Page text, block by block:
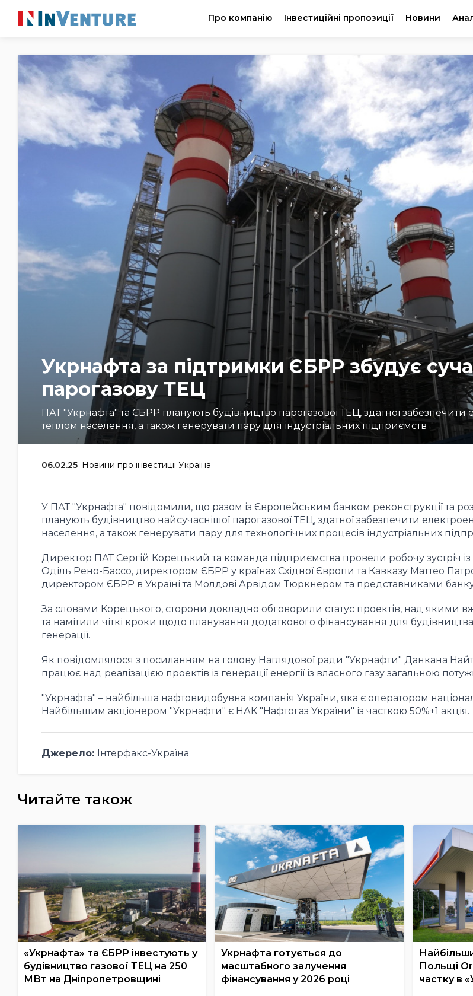
Про компанію Інвестиційні пропозиції Новини
Укрнафта за підтримки ЄБРР збудує
парогазову ТЕЦ
ПАТ "Укрнафта" та ЄБРР планують будівництво парогазової ТЕЦ, здатної забезпечити
теплом населення, а також генерувати пару для індустріальних підприємств
06.02.25 Новини про інвестиції Україна
У ПАТ "Укрнафта" повідомили, що разом із Європейським банком реконструкції та
планують будівництво найсучаснішої парогазової ТЕЦ, здатної забезпечити
населення, а також генерувати пару для технологічних процесів індустріальних
Директор ПАТ Сергій Корецький та команда підприємства провели робочу зустріч
Оділь Рено-Бассо, директором ЄБРР у ​​країнах Східної Європи та Кавказу Маттео
директором ЄБРР в Україні та Молдові Арвідом Тюркнером та представниками
За словами Корецького, сторони докладно обговорили статус проектів, над якими
та намітили чіткі кроки щодо планування додаткового фінансування для будівництва
генерації.
Як повідомлялося з посиланням на голову Наглядової ради "Укрнафти" Данкана
працює над реалізацією проектів із генерації енергії із власного газу загальною
"Укрнафта" – найбільша нафтовидобувна компанія України, яка є оператором
Найбільшим акціонером "Укрнафти" є НАК "Нафтогаз України" із часткою 50%+1 акція.
Джерело: Інтерфакс-Україна
Читайте також
«Укрнафта» та ЄБРР інвестують у
будівництво газової ТЕЦ на 250
МВт на Дніпропетровщині
Укрнафта готується до
масштабного залучення
фінансування у 2026 році
Польщі
частку в